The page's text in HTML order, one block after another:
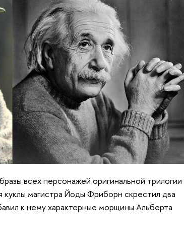
всех персонажей оригинальной трилогии
магистра Йоды Фриборн скрестил два
к нему характерные морщины Альберта